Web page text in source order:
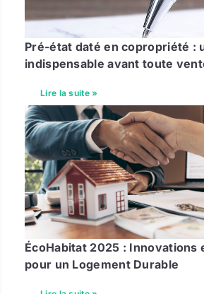
Pré-état daté en copropriété :
indispensable avant toute
Lire la suite »
ÉcoHabitat 2025 : Innovations
pour un Logement Durable